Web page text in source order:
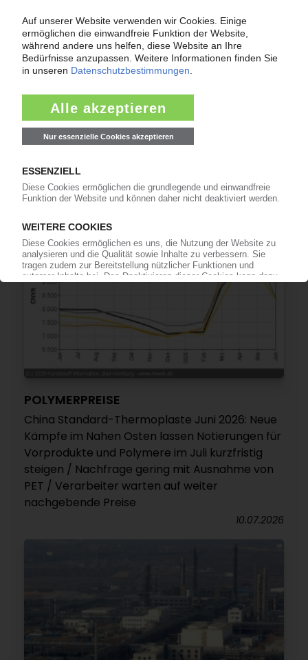
COVESTRO
Dank höherer Verkaufspreise:
Gesamtjahr an
13.07.2026
POLYMERPREISE
China Standard-Thermoplaste Juni 2026: Neue
Kämpfe im Nahen Osten lassen Notierungen für
Vorprodukte und Polymere im Juli kurzfristig
steigen / Nachfrage gering mit Ausnahme von
PET / Verarbeiter warten auf weiter
nachgebende Preise
10.07.2026